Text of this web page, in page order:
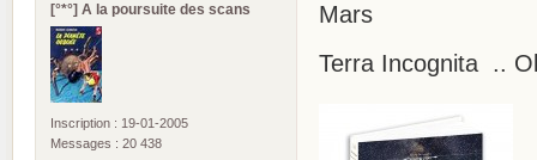
[°*°] A la poursuite des scans
Inscription : 19-01-2005
Messages : 20 438
Mars
Terra Incognita ..